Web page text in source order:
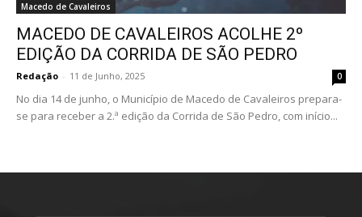
Macedo de Cavaleiros
MACEDO DE CAVALEIROS ACOLHE 2º
EDIÇÃO DA CORRIDA DE SÃO PEDRO
Redação - 11 de Junho, 2025 0
No dia 14 de junho, o Município de Macedo de Cavaleiros prepara-
se para receber a 2.ª edição da Corrida de São Pedro, com início...